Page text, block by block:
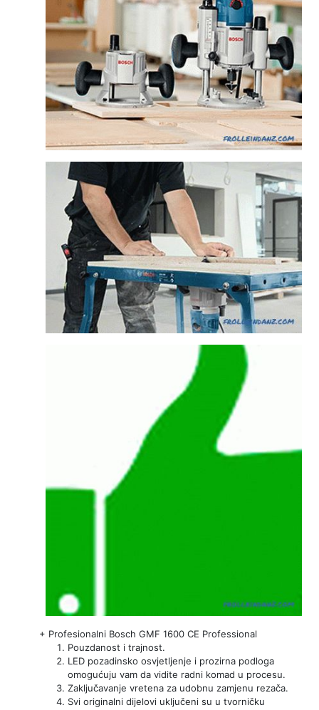
+ Profesionalni Bosch GMF 1600 CE Professional
Pouzdanost i trajnost.
LED pozadinsko osvjetljenje i prozirna podloga
omogućuju vam da vidite radni komad u procesu.
Zaključavanje vretena za udobnu zamjenu rezača.
Svi originalni dijelovi uključeni su u tvorničku